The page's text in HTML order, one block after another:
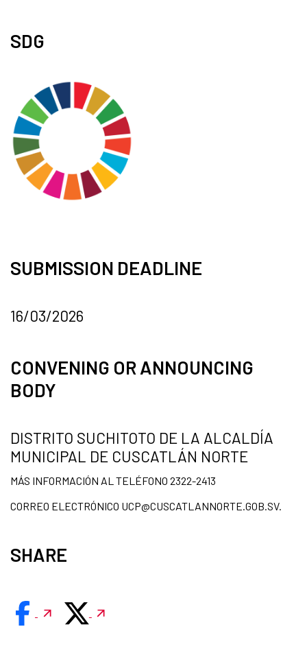
SDG
SUBMISSION DEADLINE
16/03/2026
CONVENING OR ANNOUNCING
BODY
DISTRITO SUCHITOTO DE LA ALCALDÍA
MUNICIPAL DE CUSCATLÁN NORTE
MÁS INFORMACIÓN AL TELÉFONO 2322-2413
CORREO ELECTRÓNICO UCP@CUSCATLANNORTE.GOB.SV.
SHARE